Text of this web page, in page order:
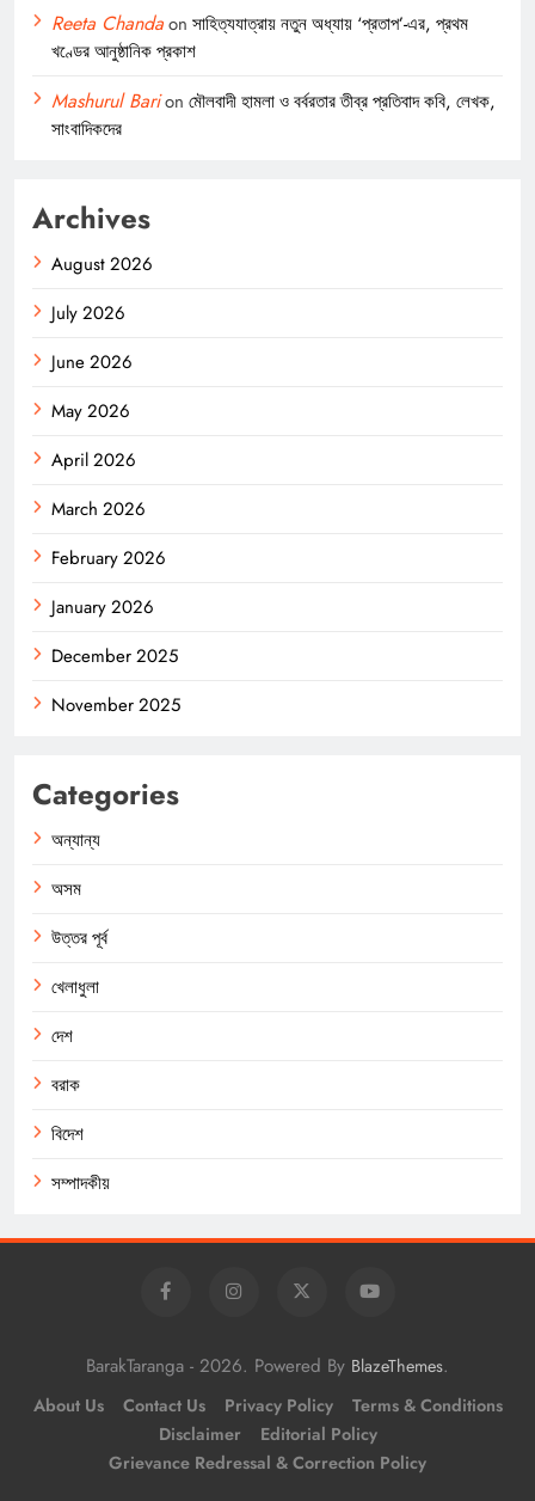
Reeta Chandaon সাহিত্যযাত্রায় নতুন অধ্যায় ‘প্রতাপ’-এর, প্রথম
খণ্ডের আনুষ্ঠানিক প্রকাশ
Mashurul Barion মৌলবাদী হামলা ও বর্বরতার তীব্র প্রতিবাদ কবি, লেখক,
সাংবাদিকদের
Archives
August 2026
July 2026
June 2026
May 2026
April 2026
March 2026
February 2026
January 2026
December 2025
November 2025
Categories
অন্যান্য
অসম
উত্তর পূর্ব
খেলাধুলা
দেশ
বরাক
বিদেশ
সম্পাদকীয়
BarakTaranga - 2026. Powered By BlazeThemes.
About Us Contact Us Privacy Policy
Terms & Conditions
Disclaimer
Editorial Policy
Grievance Redressal & Correction Policy